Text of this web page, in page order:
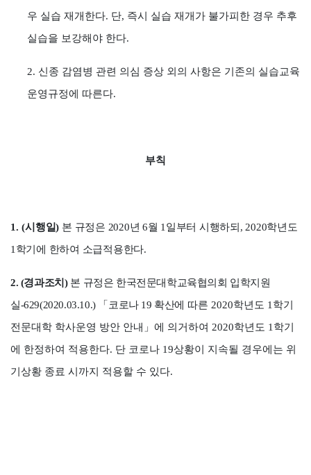
우 실습 재개한다. 단, 즉시 실습 재개가 불가피한 경우 추후
실습을 보강해야 한다.
2. 신종 감염병 관련 의심 증상 외의 사항은 기존의 실습교육
운영규정에 따른다.
부칙
1. (시행일) 본 규정은 2020년6월 1 일부터 시행하되 , 2020학년도
1 학기에 한하여 소급적용한다.
2. (경과조치 ) 본 규정은 한국전문대학교육협의회 입학지원
실-629(2020.03.10.) 「 코로나 19 확산에 따른 2020학년도 1 학기
전문대학 학사운영 방안 안내 」 에 의거하여 2020학년도 1 학기
에 한정하여 적용한다. 단 코로나 19상황이 지속될 경우에는 위
기상황 종료 시까지 적용할 수 있다.